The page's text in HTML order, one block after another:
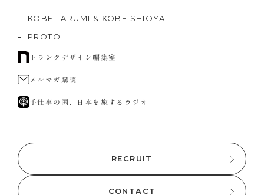
KOBE TARUMI & KOBE SHIOYA
PROTO
トランクデザイン編集室
メルマガ購読
手仕事の国、日本を旅するラジオ
RECRUIT
CONTACT